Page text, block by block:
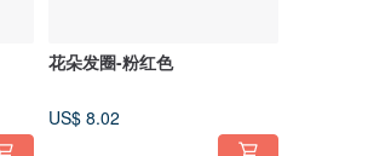
花朵发圈-粉红色
US$ 8.02